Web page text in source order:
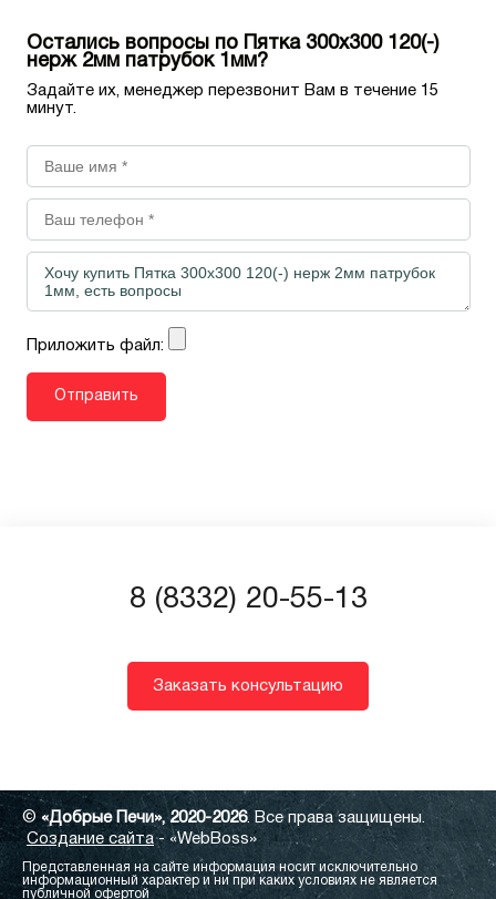
Остались вопросы по Пятка 300х300 120(-)
нерж 2мм патрубок 1мм?
Задайте их, менеджер перезвонит Вам в течение 15
минут.
Приложить файл:
8 (8332) 20-55-13
Заказать консультацию
©«Добрые Печи», 2020-2026. Все права защищены.
Создание сайта- «WebBoss»
Представленная на сайте информация носит исключительно
информационный характер и ни при каких условиях не является
публичной офертой